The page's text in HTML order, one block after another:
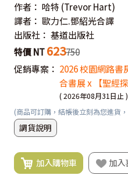
作者： 哈特 (Trevor Hart)
譯者： 歐力仁.鄧紹光合譯
出版社： 基道出版社
特價 NT 623750
促銷專案： 2026 校園網路
合書展 x 【聖經
( 2026年08月31日止 )
(商品可訂購，結帳後立刻為您進貨
調貨說明
加入購物車 加入